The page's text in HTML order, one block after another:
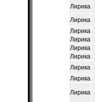
Лирика
Лирика
Лирика
Лирика
Лирика
Лирика
Лирика
Лирика
Лирика